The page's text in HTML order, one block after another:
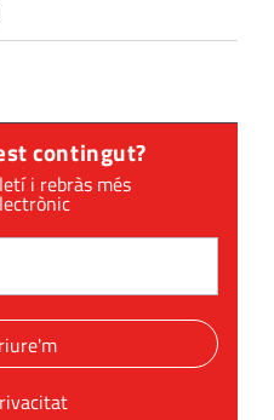
contingut?
i rebràs més